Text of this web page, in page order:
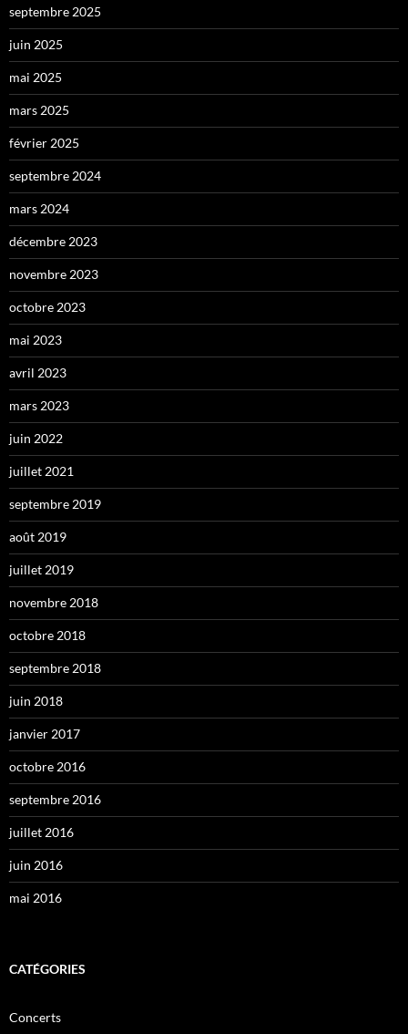
septembre 2025
juin 2025
mai 2025
mars 2025
février 2025
septembre 2024
mars 2024
décembre 2023
novembre 2023
octobre 2023
mai 2023
avril 2023
mars 2023
juin 2022
juillet 2021
septembre 2019
août 2019
juillet 2019
novembre 2018
octobre 2018
septembre 2018
juin 2018
janvier 2017
octobre 2016
septembre 2016
juillet 2016
juin 2016
mai 2016
CATÉGORIES
Concerts